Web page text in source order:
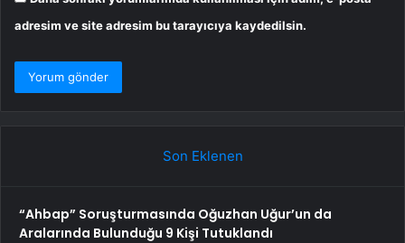
adresim ve site adresim bu tarayıcıya kaydedilsin.
Son Eklenen
“Ahbap” Soruşturmasında Oğuzhan Uğur’un da
Aralarında Bulunduğu 9 Kişi Tutuklandı